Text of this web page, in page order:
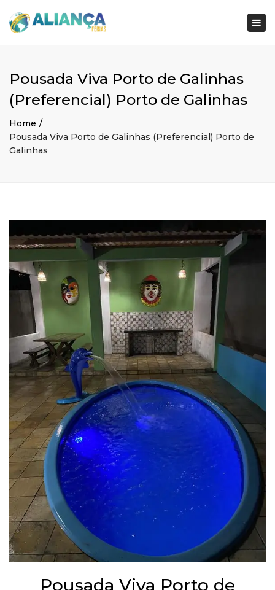
Pousada Viva Porto de Galinhas
(Preferencial) Porto de Galinhas
Home
Pousada Viva Porto de Galinhas (Preferencial) Porto de
Galinhas
Pousada Viva Porto de